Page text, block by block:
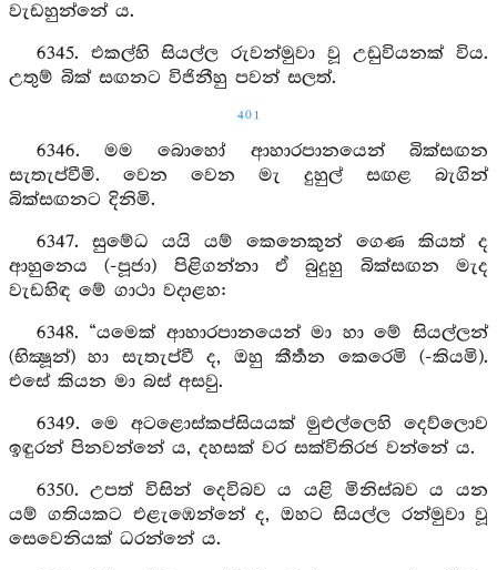
වැඩහුන්නේ ය.
6345. එකල්හි සියල්ල රුවන්මුවා වූ උඩුවියනක් විය.
උතුම් බික් සඟනට විජිනීහු පවන් සලත්.
401
6346. මම බොහෝ ආහාරපානයෙන් බික්සඟන
සැතැප්වීමි. වෙන වෙන මැ දුහුල් සඟළ බැගින්
බික්සඟනට දිනිමි.
6347. සුමේධ යයි යම් කෙනෙකුන් ගෙණ කියත් ද
ආහුනෙය (-පූජා) පිළිගන්නා ඒ බුදුහු බික්සඟන මැද
වැඩහිඳ මේ ගාථා වදාළහ:
6348. “යමෙක් ආහාරපානයෙන් මා හා මේ සියල්ලන්
(භික්‍ෂූන්) හා සැතැප්වී ද, ඔහු කීර්‍තන කෙරෙමි (-කියමි).
එසේ කියන මා බස් අසවු.
6349. මෙ අටළොස්කප්සියයක් මුළුල්ලෙහි දෙව්ලොව
ඉඳුරන් පිනවන්නේ ය, දහසක් වර සක්විතිරජ වන්නේ ය.
6350. උපත් විසින් දෙවිබව ය යළි මිනිස්බව ය යන
යම් ගතියකට එළැඹෙන්නේ ද, ඔහට සියල්ල රන්මුවා වූ
සෙවෙනියක් ධරන්නේ ය.